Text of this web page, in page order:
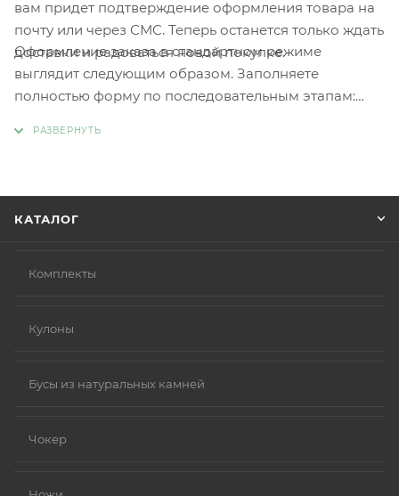
вам придет подтверждение оформления товара на
почту или через СМС. Теперь останется только ждать
доставки и радоваться новой покупке.
Оформление заказа в стандартном режиме
выглядит следующим образом. Заполняете
полностью форму по последовательным этапам:
КАТАЛОГ
Комплекты
Кулоны
Бусы из натуральных камней
Чокер